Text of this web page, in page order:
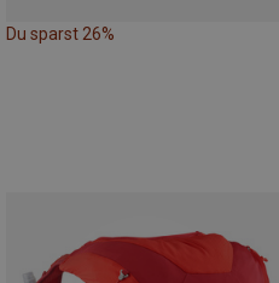
Du sparst 26%